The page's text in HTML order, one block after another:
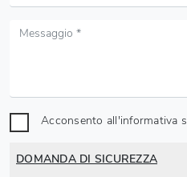
Acconsento all'informativa
DOMANDA DI SICUREZZA